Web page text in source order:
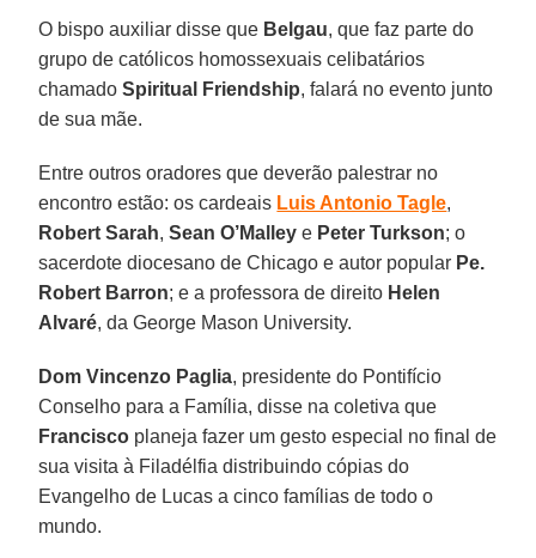
O bispo auxiliar disse que Belgau, que faz parte do
grupo de católicos homossexuais celibatários
chamadoSpiritual Friendship, falará no evento junto
de sua mãe.
Entre outros oradores que deverão palestrar no
encontro estão: os cardeais Luis Antonio Tagle,
Robert Sarah, Sean O’Malleye Peter Turkson; o
sacerdote diocesano de Chicago e autor popular Pe.
Robert Barron; e a professora de direito Helen
Alvaré, da George Mason University.
Dom Vincenzo Paglia, presidente do Pontifício
Conselho para a Família, disse na coletiva que
Francisco planeja fazer um gesto especial no final de
sua visita à Filadélfia distribuindo cópias do
Evangelho de Lucas a cinco famílias de todo o
mundo.